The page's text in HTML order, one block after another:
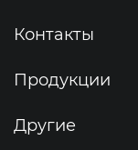
Контакты
Продукции
Другие